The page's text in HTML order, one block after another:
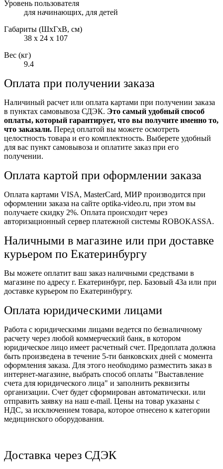
Уровень пользователя
для начинающих, для детей
Габариты (ШxГxВ, см)
38 x 24 x 107
Вес (кг)
9.4
Оплата при получении заказа
Наличиный расчет или оплата картами при получении заказа
в пунктах самовывоза СДЭК. Это самый удобный способ
оплаты, который гарантирует, что вы получите именно то,
что заказали. Перед оплатой вы можете осмотреть
целостность товара и его комплектность. Выберете удобный
для вас пункт самовывоза и оплатите заказ при его
получении.
Оплата картой при оформлении заказа
Оплата картами VISA, MasterCard, МИР производится при
оформлении заказа на сайте optika-video.ru, при этом вы
получаете скидку 2%. Оплата происходит через
авторизационный сервер платежной системы ROBOKASSA.
Наличными в магазине или при доставке
курьером по Екатеринбургу
Вы можете оплатит ваш заказ наличными средствами в
магазине по адресу г. Екатеринбург, пер. Базовый 43а или при
доставке курьером по Екатеринбургу.
Оплата юридическими лицами
Работа с юридическими лицами ведется по безналичному
расчету через любой коммерческий банк, в котором
юридическое лицо имеет расчетный счет. Предоплата должна
быть произведена в течение 5-ти банковских дней с момента
оформления заказа. Для этого необходимо разместить заказ в
интернет-магазине, выбрать способ оплаты "Выставление
счета для юридического лица" и заполнить реквизиты
организации. Счет будет сформирован автоматически. или
отправить заявку на наш e-mail. Цены на товар указаны с
НДС, за исключением товара, которое отнесено к категории
медицинского оборудования.
Доставка через СДЭК